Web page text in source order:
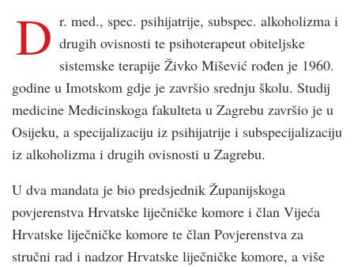
D r. med., spec. psihijatrije, subspec. alkoholizma i
drugih ovisnosti te psihoterapeut obiteljske
sistemske terapije Živko Mišević rođen je 1960.
godine u Imotskom gdje je završio srednju školu. Studij
medicine Medicinskoga fakulteta u Zagrebu završio je u
Osijeku, a specijalizaciju iz psihijatrije i subspecijalizaciju
iz alkoholizma i drugih ovisnosti u Zagrebu.
U dva mandata je bio predsjednik Županijskoga
povjerenstva Hrvatske liječničke komore i član Vijeća
Hrvatske liječničke komore te član Povjerenstva za
stručni rad i nadzor Hrvatske liječničke komore, a više